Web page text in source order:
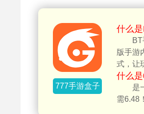
777手游盒子
什么
版手游
式，让
什么
是
需6.48！